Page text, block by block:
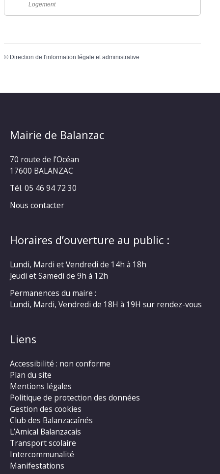
Logement
© Direction de l'information légale et administrative
Mairie de Balanzac
70 route de l’Océan
17600 BALANZAC
Tél. 05 46 94 72 30
Nous contacter
Horaires d’ouverture au public :
Lundi, Mardi et Vendredi de 14h à 18h
Jeudi et Samedi de 9h à 12h
Permanences du maire :
Lundi, Mardi, Vendredi de 18H à 19H sur rendez-vous
Liens
Accessibilité : non conforme
Plan du site
Mentions légales
Politique de protection des données
Gestion des cookies
Club des Balanzacaînés
L’Amical Balanzacais
Transport scolaire
Intercommunalité
Manifestations